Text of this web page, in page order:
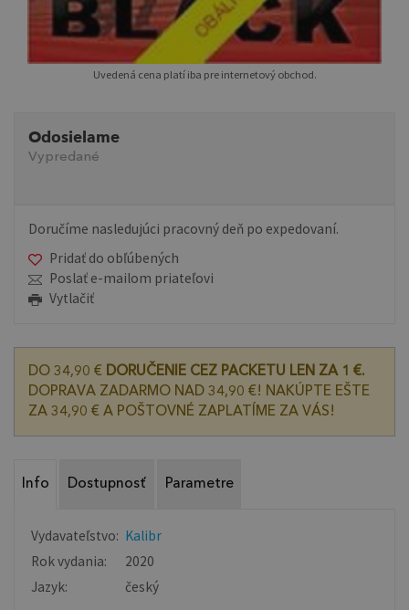
Uvedená cena platí iba pre internetový obchod.
Odosielame
Vypredané
Doručíme nasledujúci pracovný deň po expedovaní.
Pridať do obľúbených
Poslať e-mailom priateľovi
Vytlačiť
DO 34,90 € DORUČENIE CEZ PACKETU LEN ZA 1 €.
DOPRAVA ZADARMO NAD 34,90 €! NAKÚPTE EŠTE
ZA 34,90 € A POŠTOVNÉ ZAPLATÍME ZA VÁS!
Info Dostupnosť Parametre
Vydavateľstvo: Kalibr
Rok vydania:
2020
Jazyk:
český